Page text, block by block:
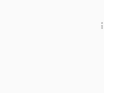
支持矩阵
表
局拓扑
统